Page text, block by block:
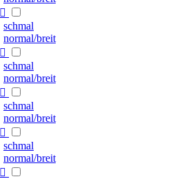

schmal
normal/breit

schmal
normal/breit

schmal
normal/breit

schmal
normal/breit
